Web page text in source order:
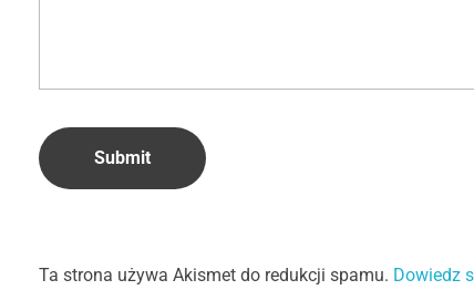
Ta strona używa Akismet do redukcji spamu. Dowiedz